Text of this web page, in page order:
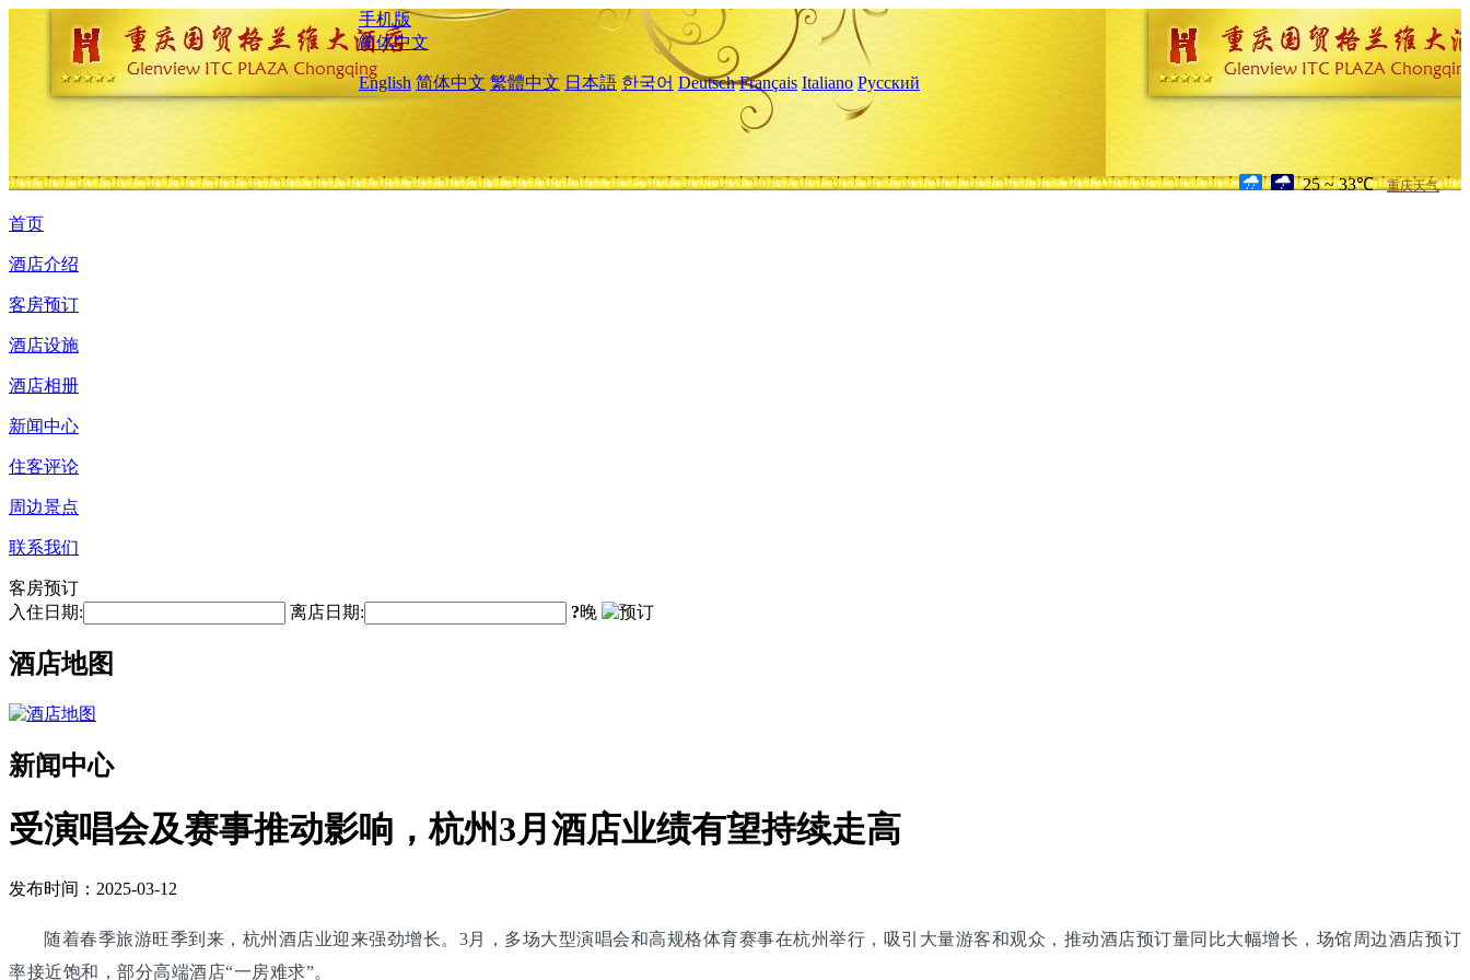
手机版
简体中文
English 简体中文 繁體中文 日本語 한국어 Deutsch Français Italiano Русский
25 ~ 33℃ 重庆天气
首页
酒店介绍
客房预订
酒店设施
酒店相册
新闻中心
住客评论
周边景点
联系我们
客房预订
入住日期:
离店日期: ?晚
酒店地图
新闻中心
受演唱会及赛事推动影响，杭州3月酒店业绩有望持续走高
发布时间：2025-03-12
随着春季旅游旺季到来，杭州酒店业迎来强劲增长。3月，多场大型演唱会和高规格体育赛事在杭州举行，吸引大量游客和观众，推动酒店预订量同比大幅增长，场馆周边酒店预订
率接近饱和，部分高端酒店“一房难求”。